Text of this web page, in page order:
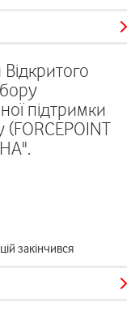
підтримки
(FORCEPOINT
закінчився